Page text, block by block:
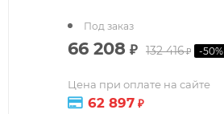
66 208 ₽ 132 416₽ -50%
Цена при оплате на сайте
62 897 ₽
Под заказ